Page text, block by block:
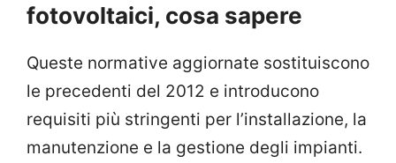
fotovoltaici, cosa sapere
Queste normative aggiornate sostituiscono
le precedenti del 2012 e introducono
requisiti più stringenti per l’installazione, la
manutenzione e la gestione degli impianti.